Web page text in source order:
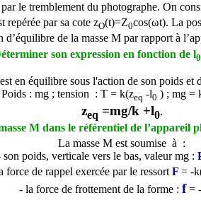
le tremblement du photographe. On
repérée par sa cote zO(t)=Z0cos(ωt). La
d’équilibre de la masse M par rapport à
son expression en fonction de l0
en équilibre sous l'action de son poids et
Poids : mg ; tension : T = k(zeq -l0 ) ; mg =
zeq =mg/k +l0.
M dans le référentiel de l’appareil
La masse M est soumise à :
son poids, verticale vers le bas, valeur mg :
force de rappel exercée par le ressort F = -
- la force de frottement de la forme : f= -